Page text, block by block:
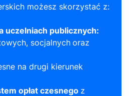
możesz skorzystać z:
uczelniach publicznych:
socjalnych oraz
na drugi kierunek
opłat czesnego z